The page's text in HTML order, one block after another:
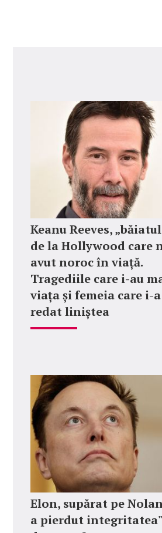
Keanu Reeves,
de la Hollywood care
avut noroc în viață.
Tragediile care i-au
viața și femeia care i-a
redat liniștea
Elon, supărat pe
a pierdut